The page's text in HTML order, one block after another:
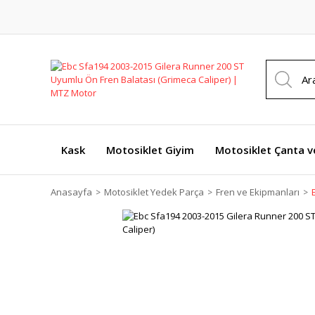
Kask Motosiklet Giyim Motosiklet Çanta
Anasayfa Motosiklet Yedek Parça Fren ve Ekipmanları